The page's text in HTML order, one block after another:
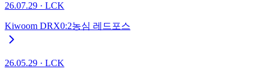
26.07.29 · LCK
Kiwoom DRX0:2농심 레드포스
26.05.29 · LCK